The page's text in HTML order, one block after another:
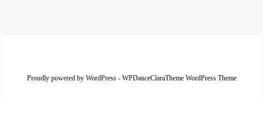
Proudly powered by WordPress- WPDanceClaraTheme WordPress Theme